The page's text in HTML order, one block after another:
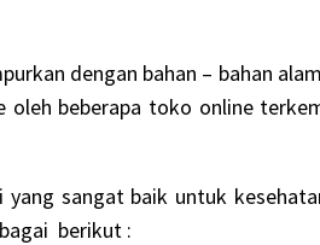
dengan bahan – bahan
beberapa toko online
sangat baik untuk
berikut :